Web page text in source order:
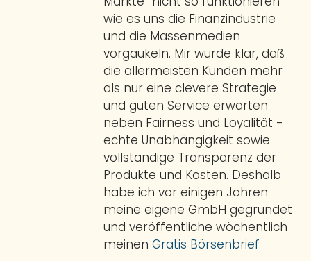
wie es uns die Finanzindustrie
und die Massenmedien
vorgaukeln. Mir wurde klar, daß
die allermeisten Kunden mehr
als nur eine clevere Strategie
und guten Service erwarten
neben Fairness und Loyalität -
echte Unabhängigkeit sowie
vollständige Transparenz der
Produkte und Kosten. Deshalb
habe ich vor einigen Jahren
meine eigene GmbH gegründet
und veröffentliche wöchentlich
meinen Gratis Börsenbrief